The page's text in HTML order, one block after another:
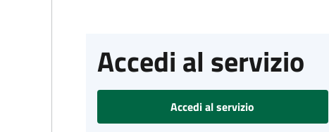
Accedi al servizio
Accedi al servizio